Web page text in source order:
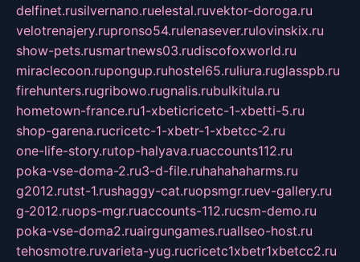
delfinet.rusilvernano.ruelestal.ruvektor-doroga.ru
velotrenajery.rupronso54.rulenasever.rulovinskix.ru
show-pets.rusmartnews03.rudiscofoxworld.ru
miraclecoon.rupongup.ruhostel65.ruliura.ruglasspb.ru
firehunters.rugribowo.rugnalis.rubulkitula.ru
hometown-france.ru1-xbeticricetc-1-xbetti-5.ru
shop-garena.rucricetc-1-xbetr-1-xbetcc-2.ru
one-life-story.rutop-halyava.ruaccounts112.ru
poka-vse-doma-2.ru3-d-file.ruhahahaharms.ru
g2012.rutst-1.rushaggy-cat.ruopsmgr.ruev-gallery.ru
g-2012.ruops-mgr.ruaccounts-112.rucsm-demo.ru
poka-vse-doma2.ruairgungames.ruallseo-host.ru
tehosmotre.ruvarieta-yug.rucricetc1xbetr1xbetcc2.ru